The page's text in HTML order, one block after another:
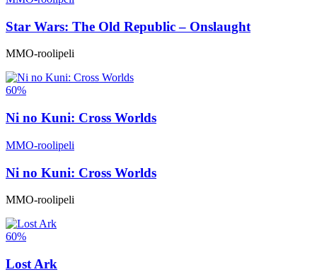
Star Wars: The Old Republic – Onslaught
MMO-roolipeli
60%
Ni no Kuni: Cross Worlds
MMO-roolipeli
Ni no Kuni: Cross Worlds
MMO-roolipeli
60%
Lost Ark